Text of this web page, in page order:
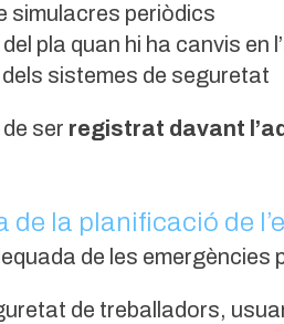
simulacres periòdics
pla quan hi ha canvis en
sistemes de seguretat
ser registrat davant
de la planificació de
de les emergències
de treballadors,